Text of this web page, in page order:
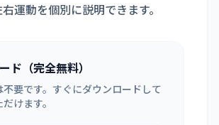
運動を個別に説明できます。
ド（完全無料）
不要です。すぐにダウンロードして
けます。